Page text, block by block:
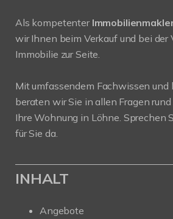
Als kompetenter
wir Ihnen beim Verkauf und bei der
Immobilie zur Seite.
Mit umfassendem Fachwissen und
beraten wir Sie in allen Fragen rund
Ihre Wohnung in Löhne. Sprechen
für Sie da.
INHALT
Angebote